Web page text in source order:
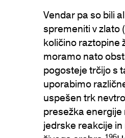
Vendar pa so bili
spremeniti v zlato
količino raztopine
moramo nato
pogosteje trčijo s
uporabimo
uspešen trk
presežka
jedrske reakcije